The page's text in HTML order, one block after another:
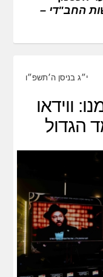
החב"די –
י״ג בניסן ה׳תשפ״ו
ווידאו
הגדול